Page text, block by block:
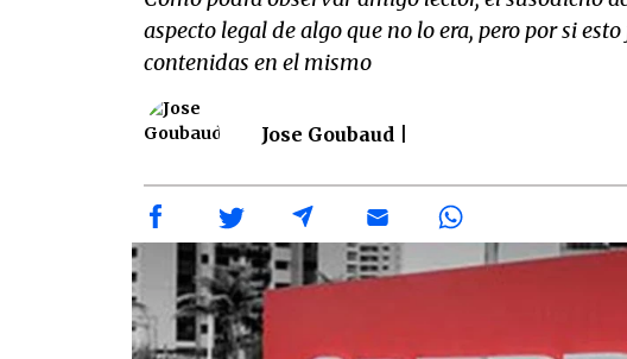
aspecto legal de algo que no lo era, pero por si
contenidas en el mismo
Jose Goubaud |